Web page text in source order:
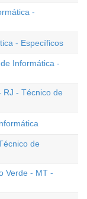
-
- Específicos
Informática -
RJ - Técnico de
de
Verde - MT -